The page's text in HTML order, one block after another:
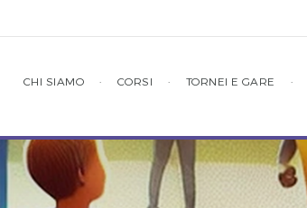
CHI SIAMO · CORSI · TORNEI E GARE ·